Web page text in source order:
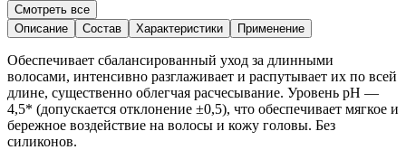
Смотреть все
Описание
Состав Характеристики Применение
Обеспечивает сбалансированный уход за длинными
волосами, интенсивно разглаживает и распутывает их по всей
длине, существенно облегчая расчесывание. Уровень pH —
4,5* (допускается отклонение ±0,5), что обеспечивает мягкое и
бережное воздействие на волосы и кожу головы. Без
силиконов.